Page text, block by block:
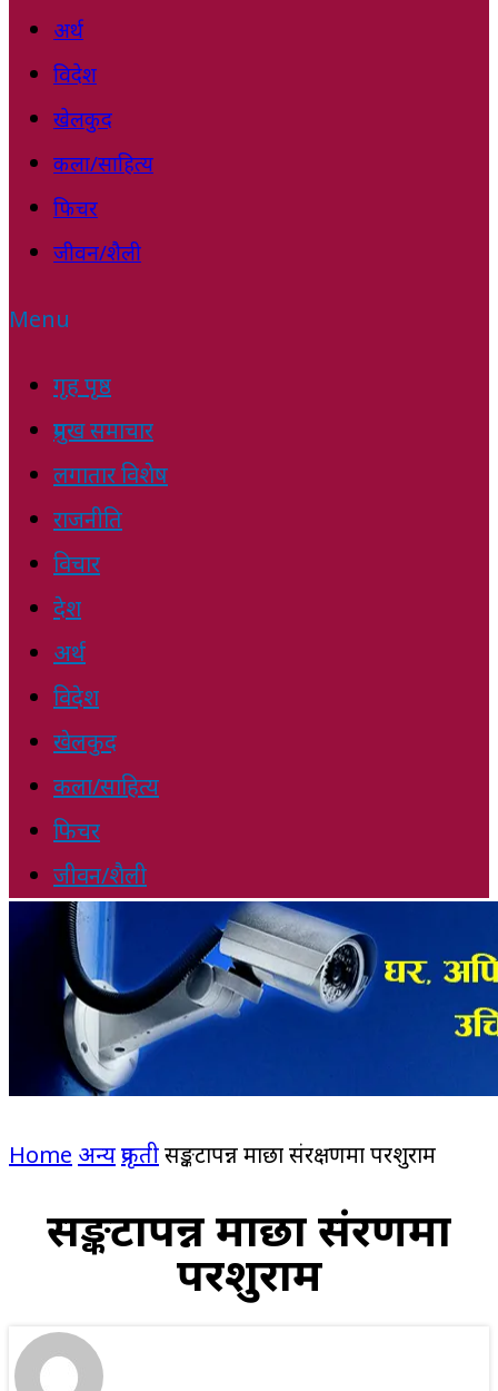
अर्थ
विदेश
खेलकुद
कला/साहित्य
फिचर
जीवन/शैली
Menu
गृह पृष्ठ
प्रमुख समाचार
लगातार विशेष
राजनीति
विचार
देश
अर्थ
विदेश
खेलकुद
कला/साहित्य
फिचर
जीवन/शैली
Home अन्यप्रकृतीसङ्कटापन्न माछा संरक्षणमा परशुराम
सङ्कटापन्न माछा संरक्षणमा
परशुराम